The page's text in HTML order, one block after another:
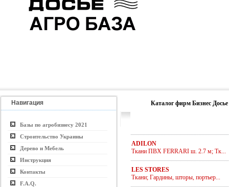
Навигация
Базы по агробизнесу 2021
Строительство Украины
Дерево и Мебель
Инструкция
Контакты
F.A.Q.
Каталог фирм Бизнес Досье
ADILON
Ткани ПВХ FERRARI ш. 2.7 м; Тк...
LES STORES
Ткани; Гардины, шторы, портьер...